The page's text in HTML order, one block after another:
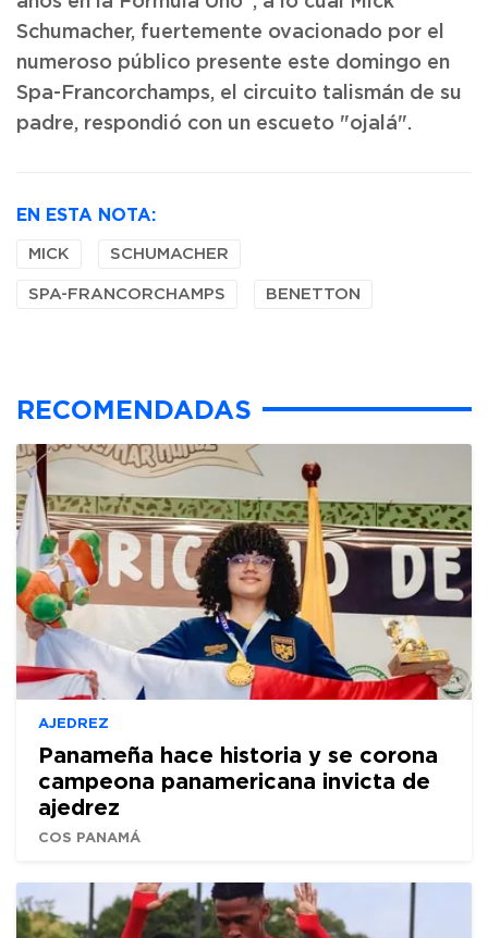
Schumacher, fuertemente ovacionado por el
numeroso público presente este domingo en
Spa-Francorchamps, el circuito talismán de su
padre, respondió con un escueto "ojalá".
EN ESTA NOTA:
MICK SCHUMACHER
SPA-FRANCORCHAMPS BENETTON
RECOMENDADAS
AJEDREZ
Panameña hace historia y se corona
campeona panamericana invicta de
ajedrez
COS PANAMÁ